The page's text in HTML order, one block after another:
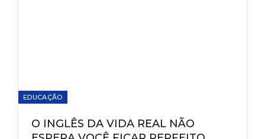
EDUCAÇÃO
O INGLÊS DA VIDA REAL NÃO